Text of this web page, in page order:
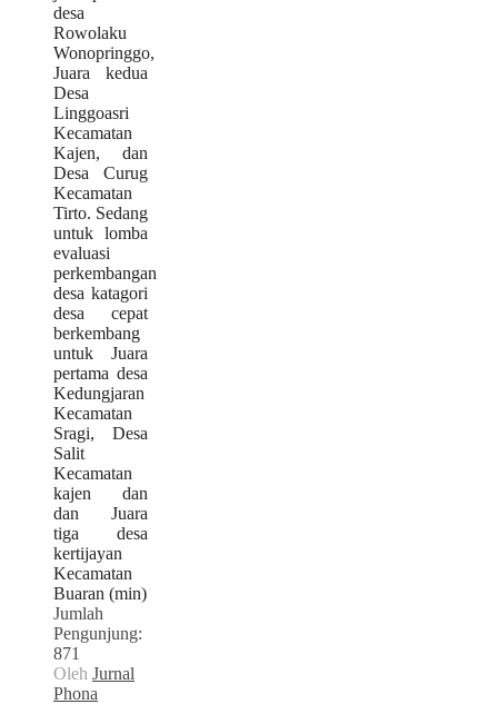
desa
Rowolaku
Wonopringgo,
Juara kedua
Desa
Linggoasri
Kecamatan
Kajen, dan
Desa Curug
Kecamatan
Tirto. Sedang
untuk lomba
evaluasi
perkembangan
desa katagori
desa cepat
berkembang
untuk Juara
pertama desa
Kedungjaran
Kecamatan
Sragi, Desa
Salit
Kecamatan
kajen dan
dan Juara
tiga desa
kertijayan
Kecamatan
Buaran (min)
Jumlah
Pengunjung:
871
Oleh Jurnal
Phona